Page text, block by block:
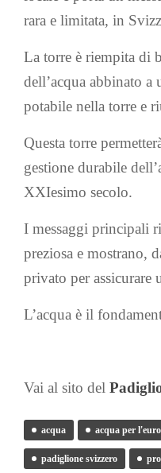
rara e limitata, in
La torre è riempita di
dell’acqua abbinato
potabile nella torre e
Questa torre
gestione durabile
XXIesimo secolo.
I messaggi principali
preziosa e mostrano,
privato per
L’acqua è il
Vai al sito del
acqua acqua per
padiglione svizzero